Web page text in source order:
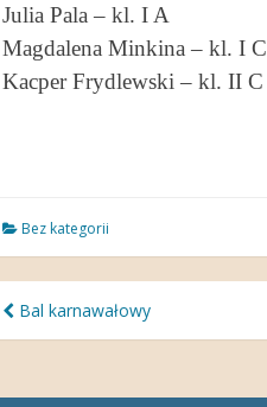
Julia Pala – kl. I A
Magdalena Minkina – kl. I C
Kacper Frydlewski – kl. II C
Bez kategorii
Nawigacja
wpisu
Bal karnawałowy